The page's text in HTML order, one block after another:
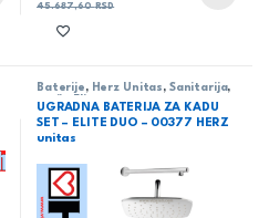
45.687,60RSD
Baterije , Herz Unitas , Sanitarija,
serija Elite
UGRADNA BATERIJA ZA KADU
SET – ELITE DUO – 00377 HERZ
unitas